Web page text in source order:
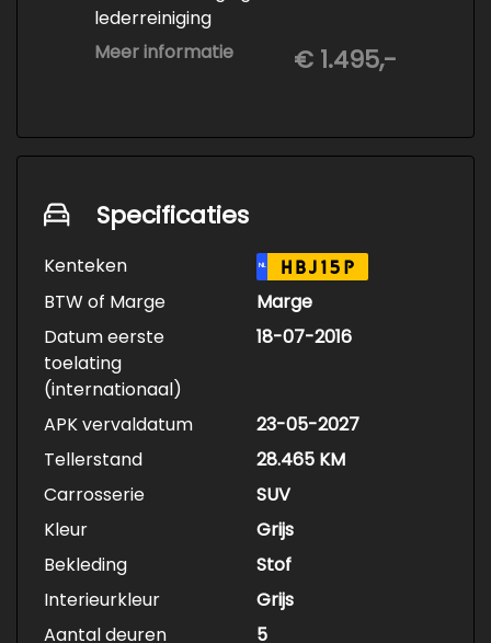
lederreiniging
• 3-staps lakcorrectie
• Keramische Coating (+/- 5 jaar)
Meer informatie € 1.495,-
Specificaties
Kenteken NL HBJ15P
BTW of Marge
Marge
Datum eerste
toelating
(internationaal)
18-07-2016
APK vervaldatum
23-05-2027
Tellerstand
28.465 KM
Carrosserie
SUV
Kleur
Grijs
Bekleding
Stof
Interieurkleur
Grijs
Aantal deuren
5